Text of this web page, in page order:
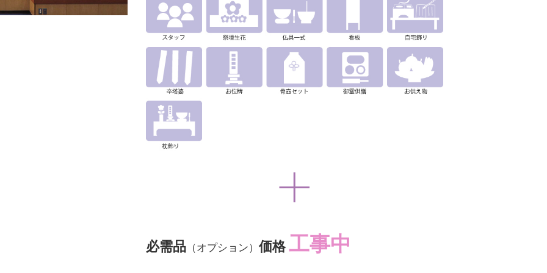
必需品（オプション） 価格 工事中